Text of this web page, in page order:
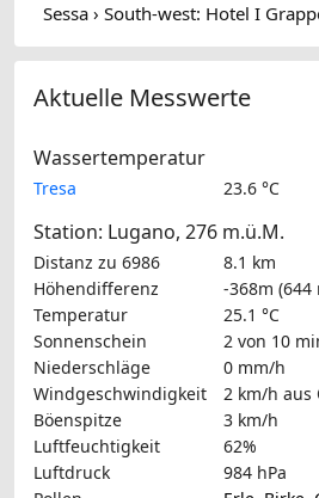
Aktuelle Messwerte
Wassertemperatur
Tresa 23.6 °C
Station: Lugano, 276 m.ü.M.
Distanz zu 6986
8.1 km
Höhendifferenz
-368m (644
Temperatur
25.1 °C
Sonnenschein
2 von 10
Niederschläge
0 mm/h
Windgeschwindigkeit
2 km/h aus
Böenspitze
3 km/h
Luftfeuchtigkeit
62%
Luftdruck
984 hPa